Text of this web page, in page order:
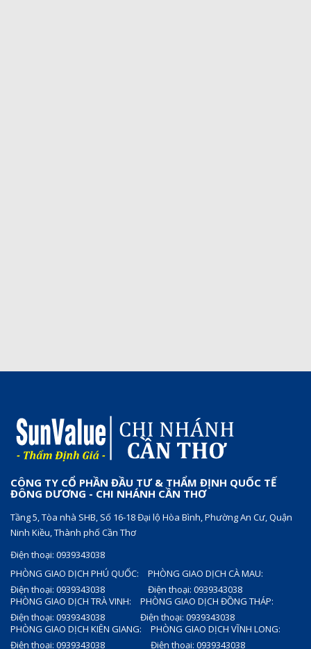
CÔNG TY CỔ PHẦN ĐẦU TƯ & THẨM ĐỊNH QUỐC TẾ
ĐÔNG DƯƠNG - CHI NHÁNH CẦN THƠ
Tầng 5, Tòa nhà SHB, Số 16-18 Đại lộ Hòa Bình, Phường An Cư, Quận
Ninh Kiều, Thành phố Cần Thơ
Điện thoại: 0939343038
PHÒNG GIAO DỊCH PHÚ QUỐC:
Điện thoại: 0939343038
PHÒNG GIAO DỊCH CÀ MAU:
Điện thoại: 0939343038
PHÒNG GIAO DỊCH TRÀ VINH:
Điện thoại: 0939343038
PHÒNG GIAO DỊCH ĐỒNG THÁP:
Điện thoại: 0939343038
PHÒNG GIAO DỊCH KIÊN GIANG:
Điện thoại: 0939343038
PHÒNG GIAO DỊCH VĨNH LONG:
Điện thoại: 0939343038